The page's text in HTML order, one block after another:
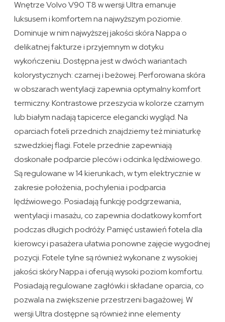
Wnętrze Volvo V90 T8 w wersji Ultra emanuje
luksusem i komfortem na najwyższym poziomie.
Dominuje w nim najwyższej jakości skóra Nappa o
delikatnej fakturze i przyjemnym w dotyku
wykończeniu. Dostępna jest w dwóch wariantach
kolorystycznych: czarnej i beżowej. Perforowana skóra
w obszarach wentylacji zapewnia optymalny komfort
termiczny. Kontrastowe przeszycia w kolorze czarnym
lub białym nadają tapicerce elegancki wygląd. Na
oparciach foteli przednich znajdziemy też miniaturkę
szwedzkiej flagi. Fotele przednie zapewniają
doskonałe podparcie pleców i odcinka lędźwiowego.
Są regulowane w 14 kierunkach, w tym elektrycznie w
zakresie położenia, pochylenia i podparcia
lędźwiowego. Posiadają funkcję podgrzewania,
wentylacji i masażu, co zapewnia dodatkowy komfort
podczas długich podróży. Pamięć ustawień fotela dla
kierowcy i pasażera ułatwia ponowne zajęcie wygodnej
pozycji. Fotele tylne są również wykonane z wysokiej
jakości skóry Nappa i oferują wysoki poziom komfortu.
Posiadają regulowane zagłówki i składane oparcia, co
pozwala na zwiększenie przestrzeni bagażowej. W
wersji Ultra dostępne są również inne elementy